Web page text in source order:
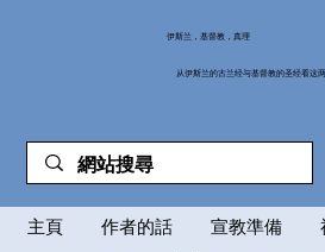
伊斯兰，基督教，真理
从伊斯兰的古兰经与基督教的圣经看这
主頁 作者的話 宣教準備